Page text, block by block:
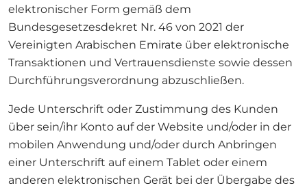
elektronischer Form gemäß dem
Bundesgesetzesdekret Nr. 46 von 2021 der
Vereinigten Arabischen Emirate über elektronische
Transaktionen und Vertrauensdienste sowie dessen
Durchführungsverordnung abzuschließen.
Jede Unterschrift oder Zustimmung des Kunden
über sein/ihr Konto auf der Website und/oder in der
mobilen Anwendung und/oder durch Anbringen
einer Unterschrift auf einem Tablet oder einem
anderen elektronischen Gerät bei der Übergabe des